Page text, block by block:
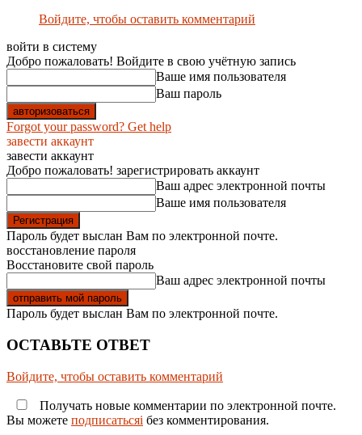
Войдите, чтобы оставить комментарий
войти в систему
Добро пожаловать! Войдите в свою учётную запись
Ваше имя пользователя
Ваш пароль
Forgot your password? Get help
завести аккаунт
завести аккаунт
Добро пожаловать! зарегистрировать аккаунт
Ваш адрес электронной почты
Ваше имя пользователя
Пароль будет выслан Вам по электронной почте.
восстановление пароля
Восстановите свой пароль
Ваш адрес электронной почты
Пароль будет выслан Вам по электронной почте.
ОСТАВЬТЕ ОТВЕТ
Войдите, чтобы оставить комментарий
Получать новые комментарии по электронной почте.
Вы можете подписатьсяi без комментирования.